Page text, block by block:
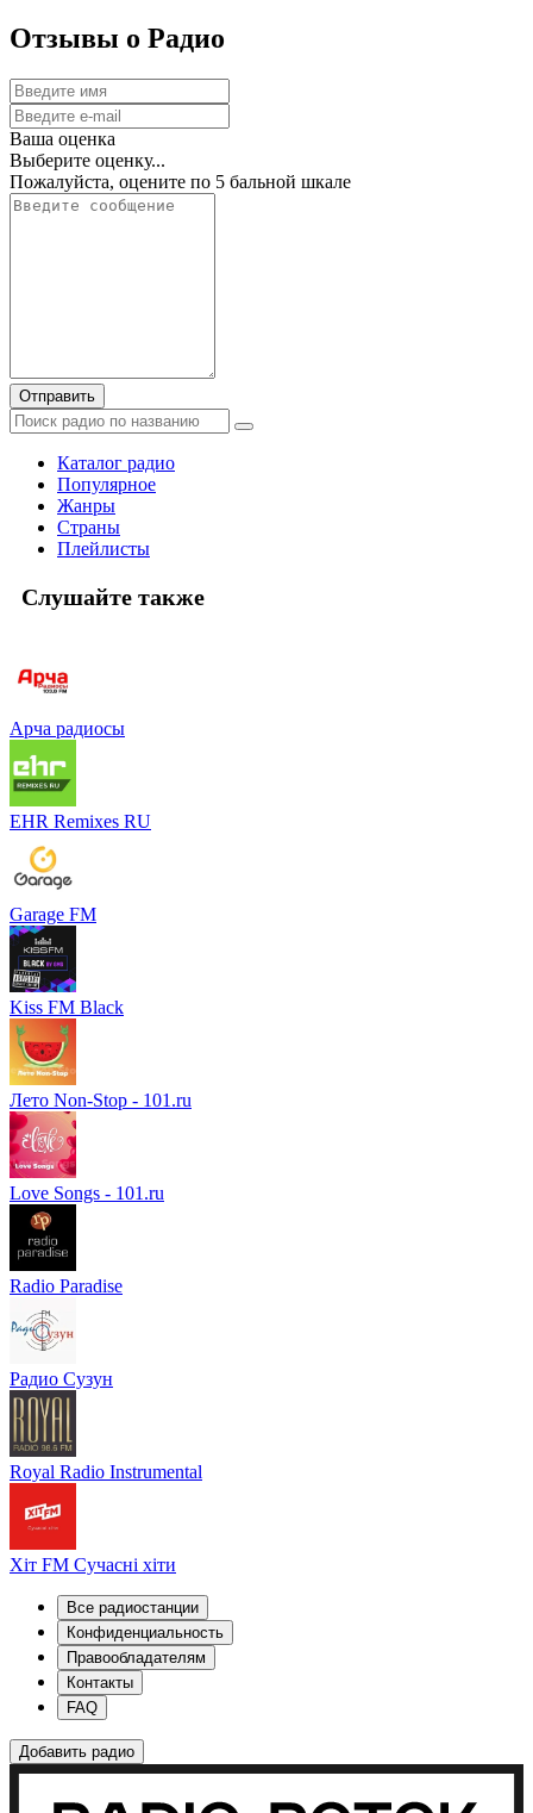
Отзывы о Радио
Ваша оценка
Выберите оценку...
Пожалуйста, оцените по 5 бальной шкале
Отправить
Каталог радио
Популярное
Жанры
Страны
Плейлисты
Слушайте также
Арча радиосы
EHR Remixes RU
Garage FM
Kiss FM Black
Лето Non-Stop - 101.ru
Love Songs - 101.ru
Radio Paradise
Радио Сузун
Royal Radio Instrumental
Хіт FM Сучасні хіти
Все радиостанции
Конфиденциальность
Правообладателям
Контакты
FAQ
Добавить радио